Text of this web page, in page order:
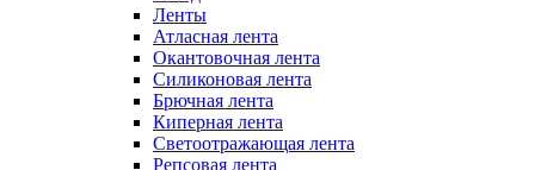
Ленты
Атласная лента
Окантовочная лента
Силиконовая лента
Брючная лента
Киперная лента
Светоотражающая лента
Репсовая лента